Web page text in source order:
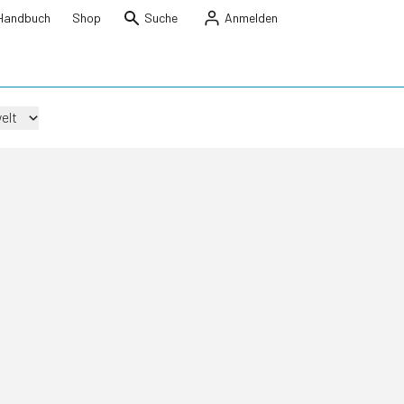
Shop Suche Anmelden